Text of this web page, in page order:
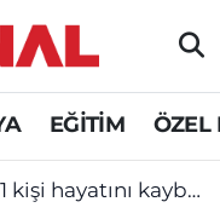
EĞİTİM ÖZEL
hayatını kaybetti